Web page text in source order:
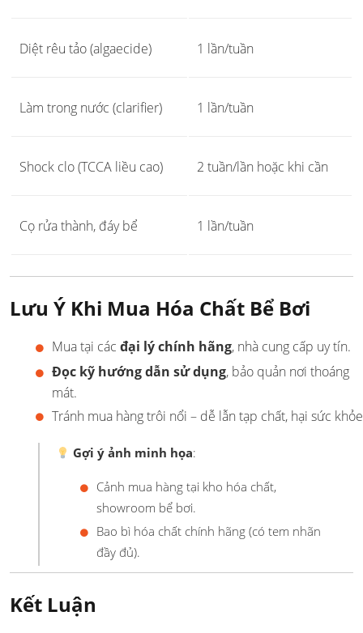
Diệt rêu tảo (algaecide) 1 lần/tuần
Làm trong nước (clarifier) 1 lần/tuần
Shock clo (TCCA liều cao) 2 tuần/lần hoặc khi cần
Cọ rửa thành, đáy bể 1 lần/tuần
Lưu Ý Khi Mua Hóa Chất Bể Bơi
Mua tại các đại lý chính hãng, nhà cung cấp uy tín.
Đọc kỹ hướng dẫn sử dụng, bảo quản nơi thoáng
mát.
Tránh mua hàng trôi nổi – dễ lẫn tạp chất, hại sức
Gợi ý ảnh minh họa:
Cảnh mua hàng tại kho hóa chất,
showroom bể bơi.
Bao bì hóa chất chính hãng (có tem nhãn
đầy đủ).
Kết Luận